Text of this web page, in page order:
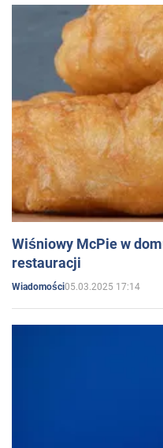
Wiśniowy McPie w
restauracji
Wiadomości05.03.2025 17:14